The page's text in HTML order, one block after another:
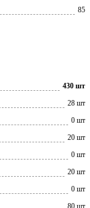
85
430 шт
28 шт
0 шт
20 шт
0 шт
20 шт
0 шт
80 шт